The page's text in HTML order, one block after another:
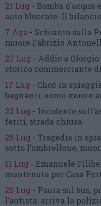
21 Lug - Bomba d’acqua
auto bloccate. Il
7 Ago - Schianto sulla
muore Fabrizio
27 Lug - Addio a
storico commerciante
17 Lug - Choc in
bagnanti:uomo muore
22 Lug - Incidente
feriti, strada chiusa
28 Lug - Tragedia in
sotto l’ombrellone,
11 Lug - Emanuele
mantenuta per Casa
20 Lug - Paura sul bus,
l’autista: arriva la